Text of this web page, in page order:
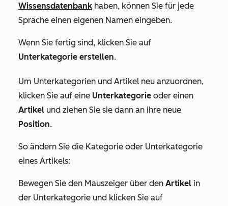
Wissensdatenbankhaben, können Sie für jede
Sprache einen eigenen Namen eingeben.
Wenn Sie fertig sind, klicken Sie auf
Unterkategorie erstellen.
Um Unterkategorien und Artikel neu anzuordnen,
klicken Sie auf eine Unterkategorie oder einen
Artikel und ziehen Sie sie dann an ihre neue
Position.
So ändern Sie die Kategorie oder Unterkategorie
eines Artikels:
Bewegen Sie den Mauszeiger über den Artikel in
der Unterkategorie und klicken Sie auf